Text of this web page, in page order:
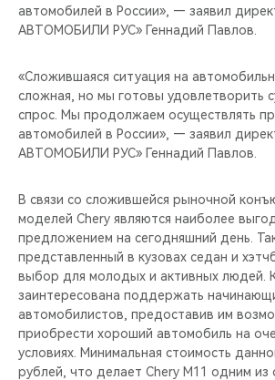
CHERY REMOTE
НАШИ МЕРОПРИЯТИЯ
ВИДЕООБЗОРЫ
CHERY ДЛЯ ДЕТЕЙ
автомобилей в России», — заявил
АВТОМОБИЛИ РУС» Геннадий Павлов.
«Сложившаяся ситуация на
сложная, но мы готовы удовлетворить
спрос. Мы продолжаем осуществлять
автомобилей в России», — заявил
АВТОМОБИЛИ РУС» Геннадий Павлов.
В связи со сложившейся рыночной
моделей Chery являются наиболее
предложением на сегодняшний день.
представленный в кузовах седан и
выбор для молодых и активных людей.
заинтересована поддержать
автомобилистов, предоставив им
приобрести хороший автомобиль на
условиях. Минимальная стоимость
рублей, что делает Chery M11 одним из